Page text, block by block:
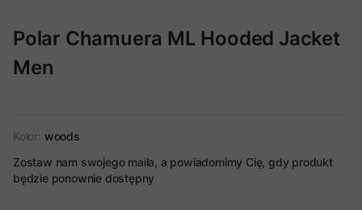
Polar Chamuera ML Hooded Jacket
Men
Kolor: woods
Zostaw nam swojego maila, a powiadomimy Cię, gdy produkt
będzie ponownie dostępny